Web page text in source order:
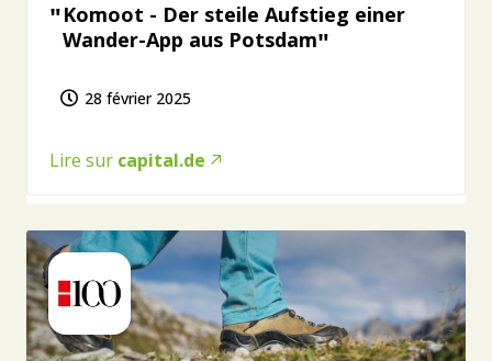
Komoot - Der steile Aufstieg einer
Wander-App aus Potsdam
28 février 2025
Lire sur capital.de